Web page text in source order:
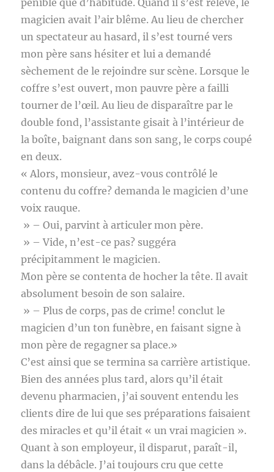
pénible que d’habitude. Quand il s’est relevé, le
magicien avait l’air blême. Au lieu de chercher
un spectateur au hasard, il s’est tourné vers
mon père sans hésiter et lui a demandé
sèchement de le rejoindre sur scène. Lorsque le
coffre s’est ouvert, mon pauvre père a failli
tourner de l’œil. Au lieu de disparaître par le
double fond, l’assistante gisait à l’intérieur de
la boîte, baignant dans son sang, le corps coupé
en deux.
« Alors, monsieur, avez-vous contrôlé le
contenu du coffre? demanda le magicien d’une
voix rauque.
» – Oui, parvint à articuler mon père.
» – Vide, n’est-ce pas? suggéra
précipitamment le magicien.
Mon père se contenta de hocher la tête. Il avait
absolument besoin de son salaire.
» – Plus de corps, pas de crime! conclut le
magicien d’un ton funèbre, en faisant signe à
mon père de regagner sa place.»
C’est ainsi que se termina sa carrière artistique.
Bien des années plus tard, alors qu’il était
devenu pharmacien, j’ai souvent entendu les
clients dire de lui que ses préparations faisaient
des miracles et qu’il était « un vrai magicien ».
Quant à son employeur, il disparut, paraît-il,
dans la débâcle. J’ai toujours cru que cette